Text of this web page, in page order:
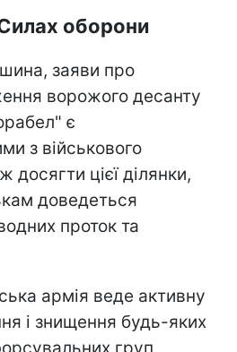
оборони
заяви про
ворожого десанту
є
з військового
досягти цієї ділянки,
доведеться
проток та
армія веде активну
і знищення будь-яких
груп